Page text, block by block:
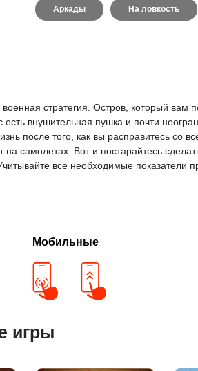
Аркады На ловкость
стратегия. Остров, который
есть внушительная пушка и почти
после того, как вы расправитесь со
на самолетах. Вот и постарайтесь
все необходимые показатели
Мобильные
игры